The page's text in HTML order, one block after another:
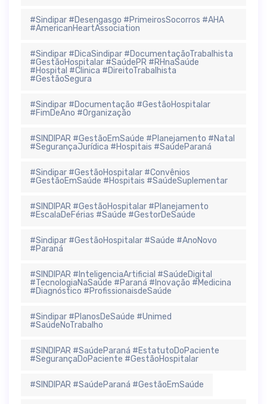
#Sindipar #Desengasgo #PrimeirosSocorros #AHA
#AmericanHeartAssociation
#Sindipar #DicaSindipar #DocumentaçãoTrabalhista
#GestãoHospitalar #SaúdePR #RHnaSaúde
#Hospital #Clinica #DireitoTrabalhista
#GestãoSegura
#Sindipar #Documentação #GestãoHospitalar
#FimDeAno #Organização
#SINDIPAR #GestãoEmSaúde #Planejamento #Natal
#SegurançaJurídica #Hospitais #SaúdeParaná
#Sindipar #GestãoHospitalar #Convênios
#GestãoEmSaúde #Hospitais #SaúdeSuplementar
#SINDIPAR #GestãoHospitalar #Planejamento
#EscalaDeFérias #Saúde #GestorDeSaúde
#Sindipar #GestãoHospitalar #Saúde #AnoNovo
#Paraná
#SINDIPAR #InteligenciaArtificial #SaúdeDigital
#TecnologiaNaSaúde #Paraná #Inovação #Medicina
#Diagnóstico #ProfissionaisdeSaúde
#Sindipar #PlanosDeSaúde #Unimed
#SaúdeNoTrabalho
#SINDIPAR #SaúdeParaná #EstatutoDoPaciente
#SegurançaDoPaciente #GestãoHospitalar
#SINDIPAR #SaúdeParaná #GestãoEmSaúde